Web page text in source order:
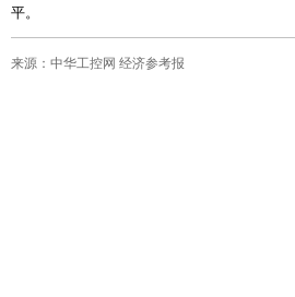
平。
来源：中华工控网 经济参考报